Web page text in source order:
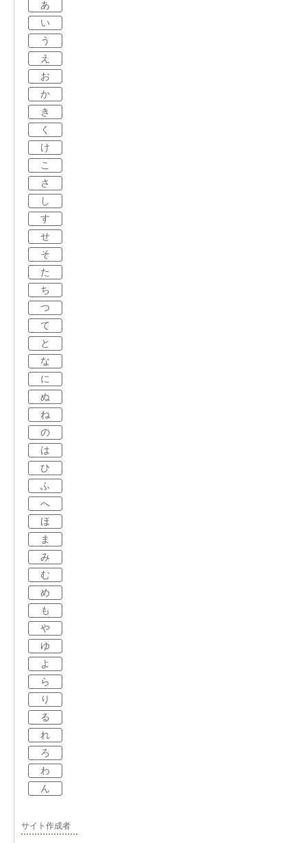
あ
い
う
え
お
か
き
く
け
こ
さ
し
す
せ
そ
た
ち
つ
て
と
な
に
ぬ
ね
の
は
ひ
ふ
へ
ほ
ま
み
む
め
も
や
ゆ
よ
ら
り
る
れ
ろ
わ
ん
サイト作成者